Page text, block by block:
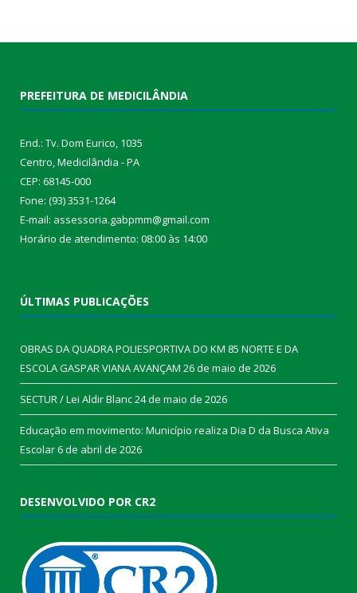
PREFEITURA DE MEDICILÂNDIA
End.: Tv. Dom Eurico, 1035
Centro, Medicilândia - PA
CEP: 68145-000
Fone: (93) 3531-1264
E-mail: assessoria.gabpmm@gmail.com
Horário de atendimento: 08:00 às 14:00
ÚLTIMAS PUBLICAÇÕES
OBRAS DA QUADRA POLIESPORTIVA DO KM 85 NORTE E DA
ESCOLA GASPAR VIANA AVANÇAM 26 de maio de 2026
SECTUR / Lei Aldir Blanc24 de maio de 2026
Educação em movimento: Município realiza Dia D da Busca Ativa
Escolar6 de abril de 2026
DESENVOLVIDO POR CR2